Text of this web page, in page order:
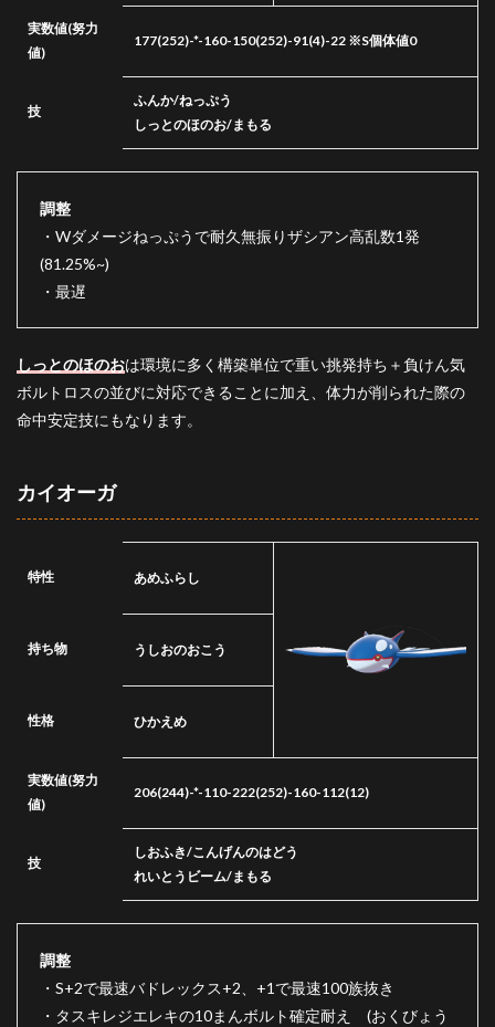
実数値(努力
値)
177(252)-*-160-150(252)-91(4)-22 ※S個体値0
技
ふんか/ねっぷう
しっとのほのお/まもる
調整
・Wダメージねっぷうで耐久無振りザシアン高乱数1発
(81.25%~)
・最遅
しっとのほのおは環境に多く構築単位で重い挑発持ち＋負けん気
ボルトロスの並びに対応できることに加え、体力が削られた際の
命中安定技にもなります。
カイオーガ
特性 あめふらし
持ち物 うしおのおこう
性格 ひかえめ
実数値(努力
値)
206(244)-*-110-222(252)-160-112(12)
技
しおふき/こんげんのはどう
れいとうビーム/まもる
調整
・S+2で最速バドレックス+2、+1で最速100族抜き
・タスキレジエレキの10まんボルト確定耐え (おくびょう